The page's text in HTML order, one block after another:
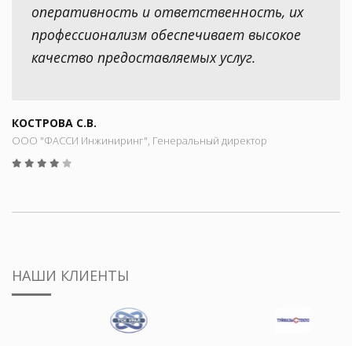
оперативность и ответственность, их
профессионализм обеспечивает высокое
качество предоставляемых услуг.
КОСТРОВА С.В.
ООО "ФАССИ Инжиниринг", Генеральный директор
НАШИ КЛИЕНТЫ